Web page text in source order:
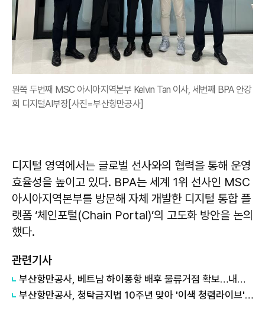
왼쪽 두번째 MSC 아시아지역본부 Kelvin Tan 이사, 세번째 BPA 안강
희 디지털AI부장[사진=부산항만공사]
디지털 영역에서는 글로벌 선사와의 협력을 통해 운영
효율성을 높이고 있다. BPA는 세계 1위 선사인 MSC
아시아지역본부를 방문해 자체 개발한 디지털 통합 플
랫폼 ‘체인포털(Chain Portal)’의 고도화 방안을 논의
했다.
관련기사
부산항만공사, 베트남 하이퐁항 배후 물류거점 확보…내년 상반기 개장
부산항만공사, 청탁금지법 10주년 맞아 '이색 청렴라이브' 띄웠다